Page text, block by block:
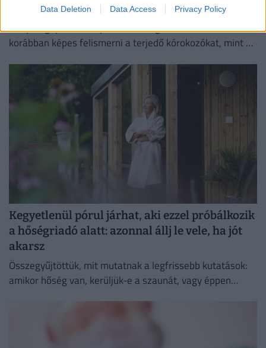
Data Deletion Data Access Privacy Policy
a repülőgépek
A repülőgépek szennyvizének vizsgálata hetekkel
korábban képes felismerni a terjedő kórokozókat, mint a
módszerek.
Kegyetlenül pórul járhat, aki ezzel próbálkozik
a hőségriadó alatt: azonnal állj le vele, ha jót
akarsz
Összegyűjtöttük, mit mutatnak a legfrissebb kutatások:
amikor hőség van, kerüljük-e a szaunát, vagy éppen